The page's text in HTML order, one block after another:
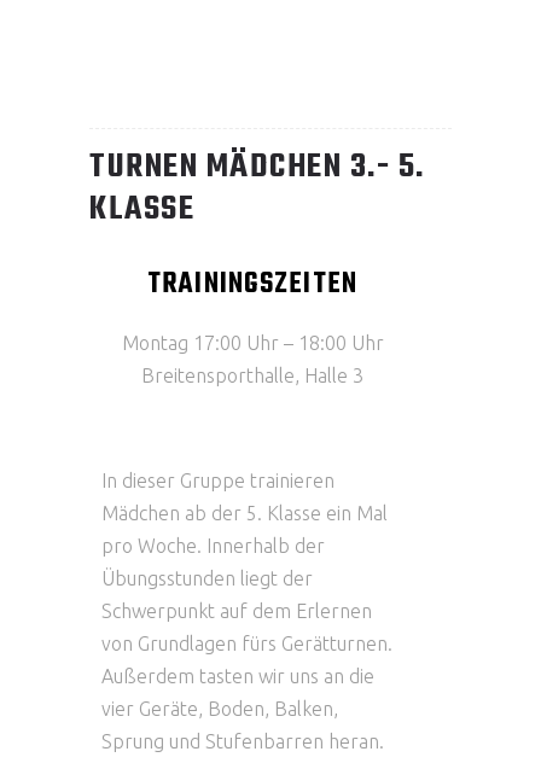
TURNEN MÄDCHEN 3.- 5.
KLASSE
TRAININGSZEITEN
Montag 17:00 Uhr – 18:00 Uhr
Breitensporthalle, Halle 3
In dieser Gruppe trainieren
Mädchen ab der 5. Klasse ein Mal
pro Woche. Innerhalb der
Übungsstunden liegt der
Schwerpunkt auf dem Erlernen
von Grundlagen fürs Gerätturnen.
Außerdem tasten wir uns an die
vier Geräte, Boden, Balken,
Sprung und Stufenbarren heran.